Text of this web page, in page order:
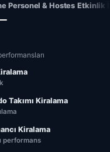
Personel & Hostes Etkinlik
Takımı Kiralama
Kiralama
performans